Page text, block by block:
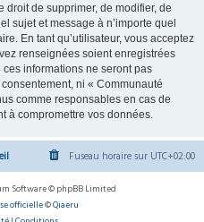
droit de supprimer, de modifier, de
sujet et message à n’importe quel
En tant qu’utilisateur, vous acceptez
renseignées soient enregistrées
informations ne seront pas
ni « Communauté
comme responsables en cas de
à compromettre vos données.
Fuseau horaire sur UTC+02:00
Software © phpBB Limited
officielle©Qiaeru